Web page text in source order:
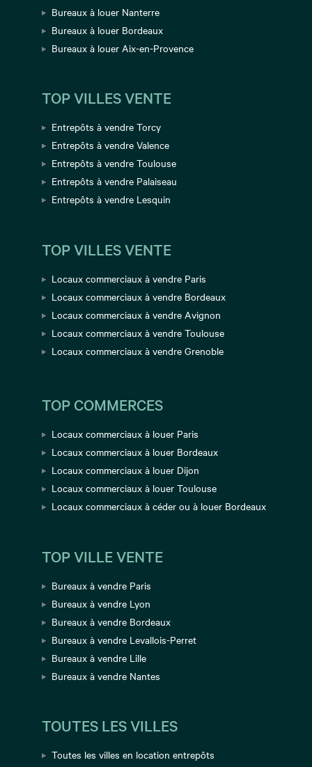
Bureaux à louer Nanterre
Bureaux à louer Bordeaux
Bureaux à louer Aix-en-Provence
TOP VILLES VENTE
Entrepôts à vendre Torcy
Entrepôts à vendre Valence
Entrepôts à vendre Toulouse
Entrepôts à vendre Palaiseau
Entrepôts à vendre Lesquin
TOP VILLES VENTE
Locaux commerciaux à vendre Paris
Locaux commerciaux à vendre Bordeaux
Locaux commerciaux à vendre Avignon
Locaux commerciaux à vendre Toulouse
Locaux commerciaux à vendre Grenoble
TOP COMMERCES
Locaux commerciaux à louer Paris
Locaux commerciaux à louer Bordeaux
Locaux commerciaux à louer Dijon
Locaux commerciaux à louer Toulouse
Locaux commerciaux à céder ou à louer Bordeaux
TOP VILLE VENTE
Bureaux à vendre Paris
Bureaux à vendre Lyon
Bureaux à vendre Bordeaux
Bureaux à vendre Levallois-Perret
Bureaux à vendre Lille
Bureaux à vendre Nantes
TOUTES LES VILLES
Toutes les villes en location entrepôts